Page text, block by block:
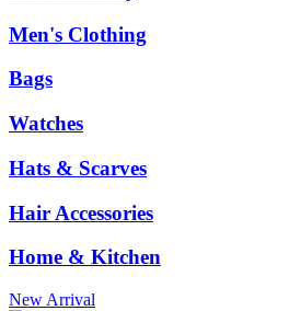
Men's Clothing
Bags
Watches
Hats & Scarves
Hair Accessories
Home & Kitchen
New Arrival